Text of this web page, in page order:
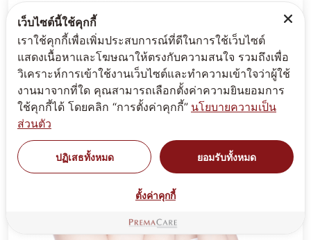
เว็บไซต์นี้ใช้คุกกี้
เราใช้คุกกี้เพื่อเพิ่มประสบการณ์ที่ดีในการใช้เว็บไซต์
แสดงเนื้อหาและโฆษณาให้ตรงกับความสนใจ รวมถึงเพื่อ
วิเคราะห์การเข้าใช้งานเว็บไซต์และทำความเข้าใจว่าผู้ใช้
งานมาจากที่ใด คุณสามารถเลือกตั้งค่าความยินยอมการ
ใช้คุกกี้ได้ โดยคลิก “การตั้งค่าคุกกี้” นโยบายความเป็น
ส่วนตัว
ปฏิเสธทั้งหมด ยอมรับทั้งหมด
ตั้งค่าคุกกี้